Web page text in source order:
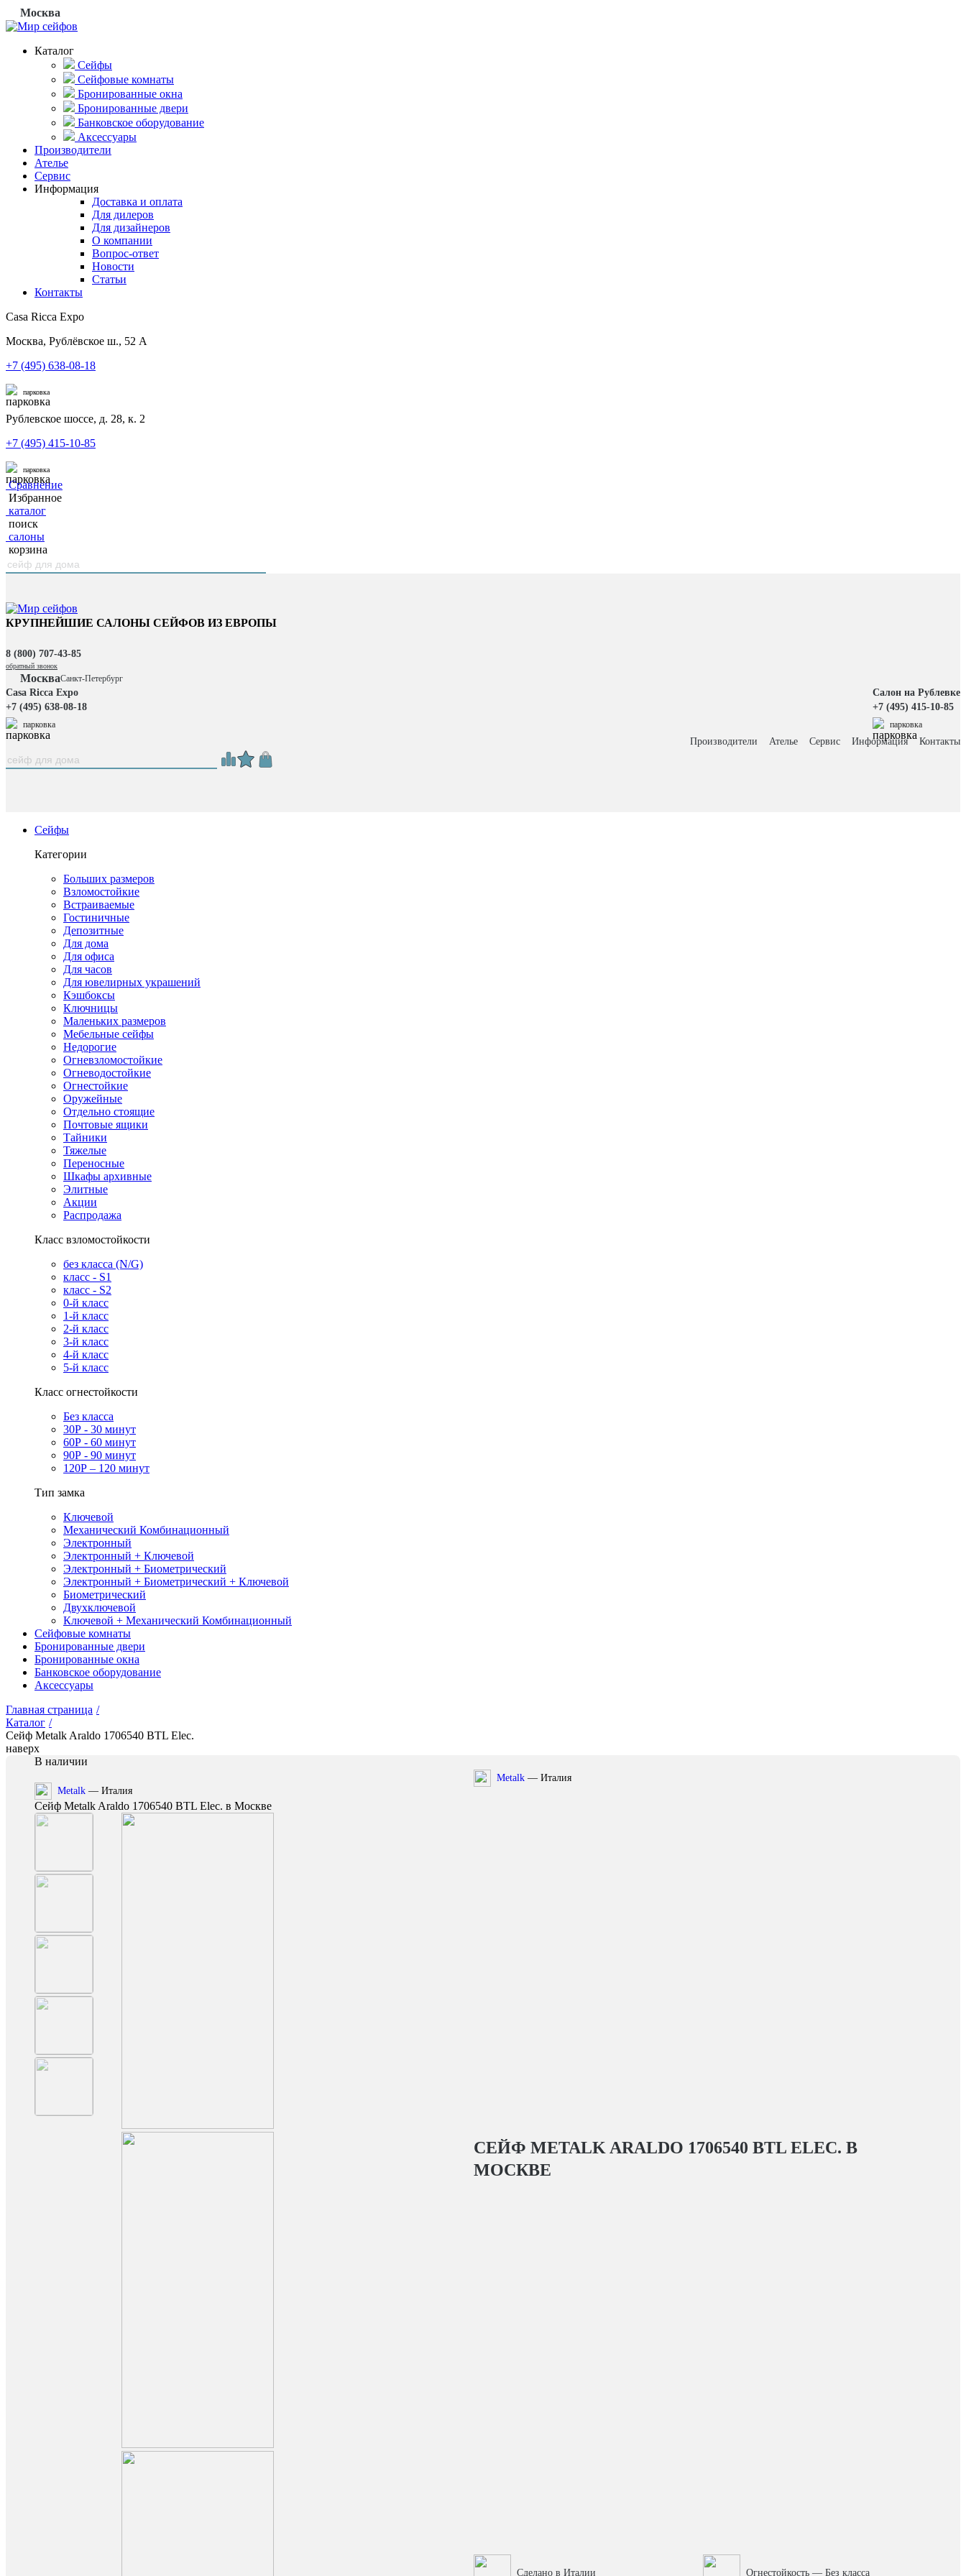
Москва
Каталог
Сейфы
Сейфовые комнаты
Бронированные окна
Бронированные двери
Банковское оборудование
Аксессуары
Производители
Ателье
Сервис
Информация
Доставка и оплата
Для дилеров
Для дизайнеров
О компании
Вопрос-ответ
Новости
Статьи
Контакты
Casa Ricca Expo
Москва, Рублёвское ш., 52 А
+7 (495) 638-08-18
парковка
Рублевское шоссе, д. 28, к. 2
+7 (495) 415-10-85
парковка
Сравнение
Избранное
каталог
поиск
салоны
корзина
КРУПНЕЙШИЕ САЛОНЫ СЕЙФОВ ИЗ ЕВРОПЫ
8 (800) 707-43-85
обратный звонок
МоскваСанкт-Петербург
Casa Ricca Expo
+7 (495) 638-08-18
парковка
Салон на Рублевке
+7 (495) 415-10-85
парковка
Производители Ателье Сервис Информация Контакты
Сейфы
Категории
Больших размеров
Взломостойкие
Встраиваемые
Гостиничные
Депозитные
Для дома
Для офиса
Для часов
Для ювелирных украшений
Кэшбоксы
Ключницы
Маленьких размеров
Мебельные сейфы
Недорогие
Огневзломостойкие
Огневодостойкие
Огнестойкие
Оружейные
Отдельно стоящие
Почтовые ящики
Тайники
Тяжелые
Переносные
Шкафы архивные
Элитные
Акции
Распродажа
Класс взломостойкости
без класса (N/G)
класс - S1
класс - S2
0-й класс
1-й класс
2-й класс
3-й класс
4-й класс
5-й класс
Класс огнестойкости
Без класса
30Р - 30 минут
60Р - 60 минут
90Р - 90 минут
120Р – 120 минут
Тип замка
Ключевой
Механический Комбинационный
Электронный
Электронный + Ключевой
Электронный + Биометрический
Электронный + Биометрический + Ключевой
Биометрический
Двухключевой
Ключевой + Механический Комбинационный
Сейфовые комнаты
Бронированные двери
Бронированные окна
Банковское оборудование
Аксессуары
Главная страница /
Каталог /
Сейф Metalk Araldo 1706540 BTL Elec.
наверх
В наличии
Metalk — Италия
Сейф Metalk Araldo 1706540 BTL Elec. в Москве
Metalk — Италия
СЕЙФ METALK ARALDO 1706540 BTL ELEC. В
МОСКВЕ
Сделано в Италии Огнестойкость — Без класса